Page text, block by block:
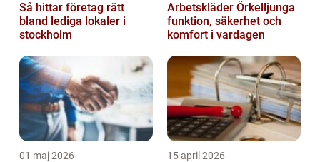
Så hittar företag rätt
bland lediga lokaler i
stockholm
Arbetskläder Örkelljunga
funktion, säkerhet och
komfort i vardagen
01 maj 2026 15 april 2026